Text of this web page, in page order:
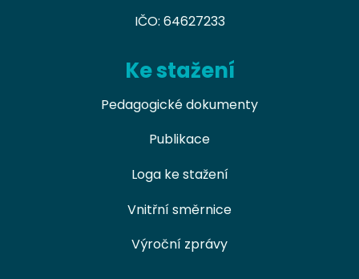
IČO: 64627233
Ke stažení
Pedagogické dokumenty
Publikace
Loga ke stažení
Vnitřní směrnice
Výroční zprávy